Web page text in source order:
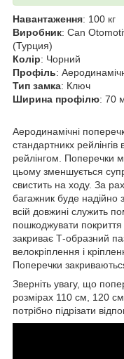
Навантаження: 100 кг
Виробник: Can
(Турция)
Колір: Чорний
Профіль:
Тип замка: Ключ
Ширина профілю: 70
Аеродинамічні
стандартникх
рейлінгом. Поперечки
цьому зменшується
свистить на ходу. За
багажник буде надійно
всій довжині служить
пошкоджувати
закриває Т-образний
велокріплення і
Поперечки
Зверніть увагу, що
розмірах 110 см, 120
потрібно підрізати